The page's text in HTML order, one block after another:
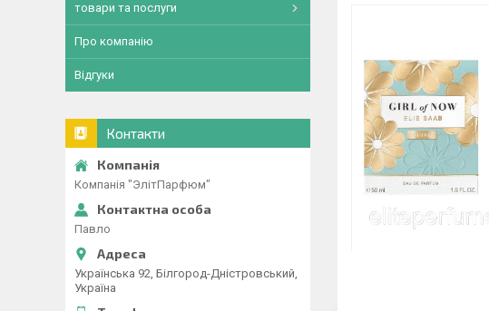
товари та послуги
Про компанію
Відгуки
Контакти
Компанія "ЭлітПарфюм"
Павло
Українська 92, Білгород-Дністровський,
Україна